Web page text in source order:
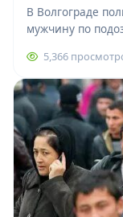
В Волгограде
мужчину по
веществ. Как
5,366